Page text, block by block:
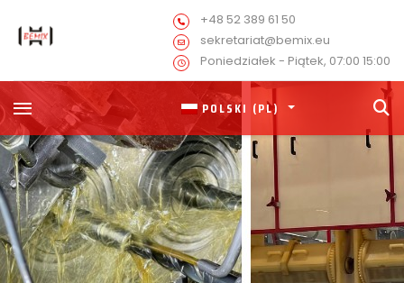
+48 52 389 61 50
sekretariat@bemix.eu
Poniedziałek - Piątek, 07:00 15:00
POLSKI (PL)